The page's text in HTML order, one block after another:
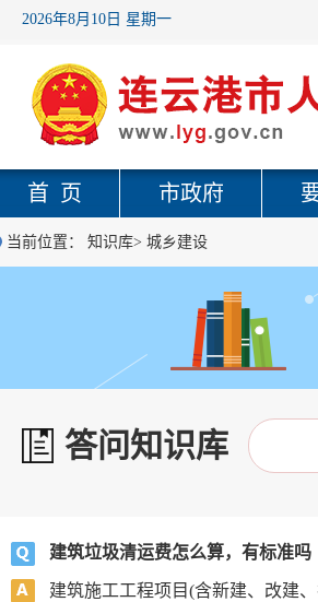
2026年8月10日 星期一
首 页 市政府
当前位置： 知识库> 城乡建设
答问知识库
建筑垃圾清运费怎么算，有标准吗
建筑施工工程项目(含新建、改建